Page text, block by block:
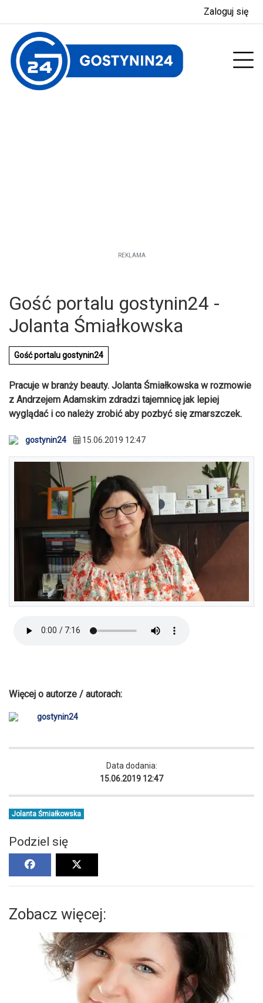
Zaloguj się
REKLAMA
Gość portalu gostynin24 -
Jolanta Śmiałkowska
Gość portalu gostynin24
Pracuje w branży beauty. Jolanta Śmiałkowska w rozmowie
z Andrzejem Adamskim zdradzi tajemnicę jak lepiej
wyglądać i co należy zrobić aby pozbyć się zmarszczek.
gostynin24 15.06.2019 12:47
Więcej o autorze / autorach:
gostynin24
Data dodania:
15.06.2019 12:47
Jolanta Śmiałkowska
Podziel się
Zobacz więcej: